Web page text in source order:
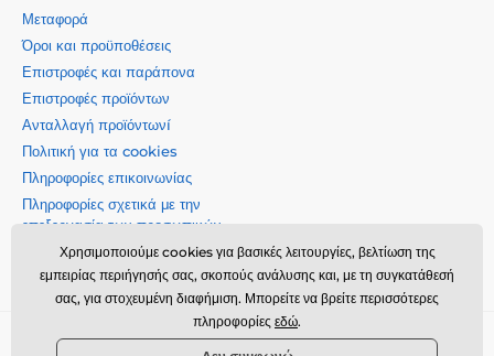
Μεταφορά
Όροι και προϋποθέσεις
Επιστροφές και παράπονα
Επιστροφές προϊόντων
Ανταλλαγή προϊόντωνí
Πολιτική για τα cookies
Πληροφορίες επικοινωνίας
Πληροφορίες σχετικά με την
επεξεργασία των προσωπικών
δεδομένων
Σχετικά με την εταιρεία μας
Momanio s.r.o., Okružní 361/14, 74718, Píšť, Czech republic,
Χρησιμοποιούμε cookies για βασικές λειτουργίες, βελτίωση της
εμπειρίας περιήγησής σας, σκοπούς ανάλυσης και, με τη συγκατάθεσή
σας, για στοχευμένη διαφήμιση. Μπορείτε να βρείτε περισσότερες
πληροφορίες εδώ.